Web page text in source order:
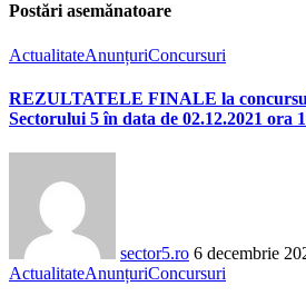
Postări asemănatoare
ActualitateAnunțuriConcursuri
REZULTATELE FINALE la
Sectorului 5 în data de 02.12.2021 ora
sector5.ro 6 decembrie
ActualitateAnunțuriConcursuri